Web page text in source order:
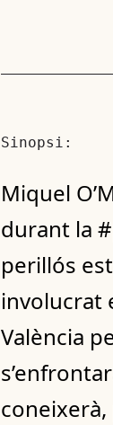
Sinopsi:
Miquel
durant la
perillós
involucrat
València